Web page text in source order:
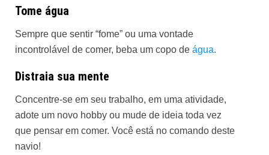
Tome água
Sempre que sentir “fome” ou uma vontade
incontrolável de comer, beba um copo de água.
Distraia sua mente
Concentre-se em seu trabalho, em uma atividade,
adote um novo hobby ou mude de ideia toda vez
que pensar em comer. Você está no comando deste
navio!